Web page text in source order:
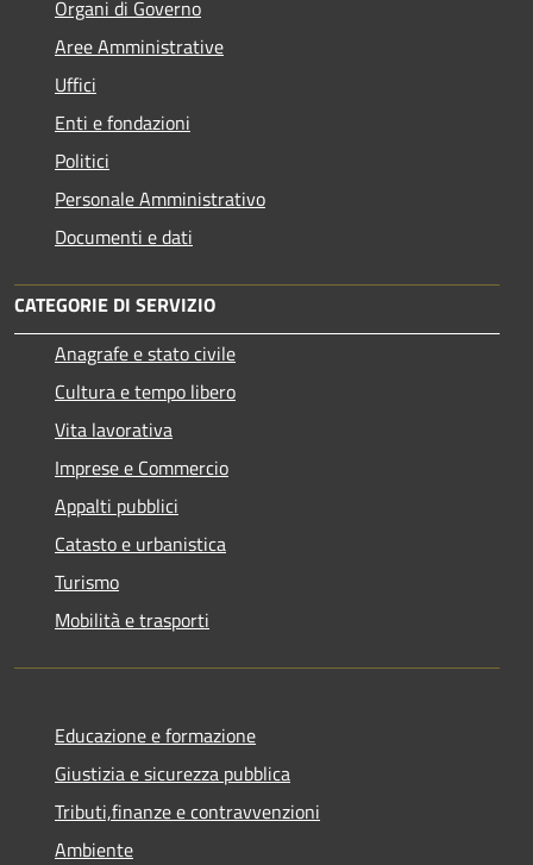
Organi di Governo
Aree Amministrative
Uffici
Enti e fondazioni
Politici
Personale Amministrativo
Documenti e dati
CATEGORIE DI SERVIZIO
Anagrafe e stato civile
Cultura e tempo libero
Vita lavorativa
Imprese e Commercio
Appalti pubblici
Catasto e urbanistica
Turismo
Mobilità e trasporti
Educazione e formazione
Giustizia e sicurezza pubblica
Tributi,finanze e contravvenzioni
Ambiente